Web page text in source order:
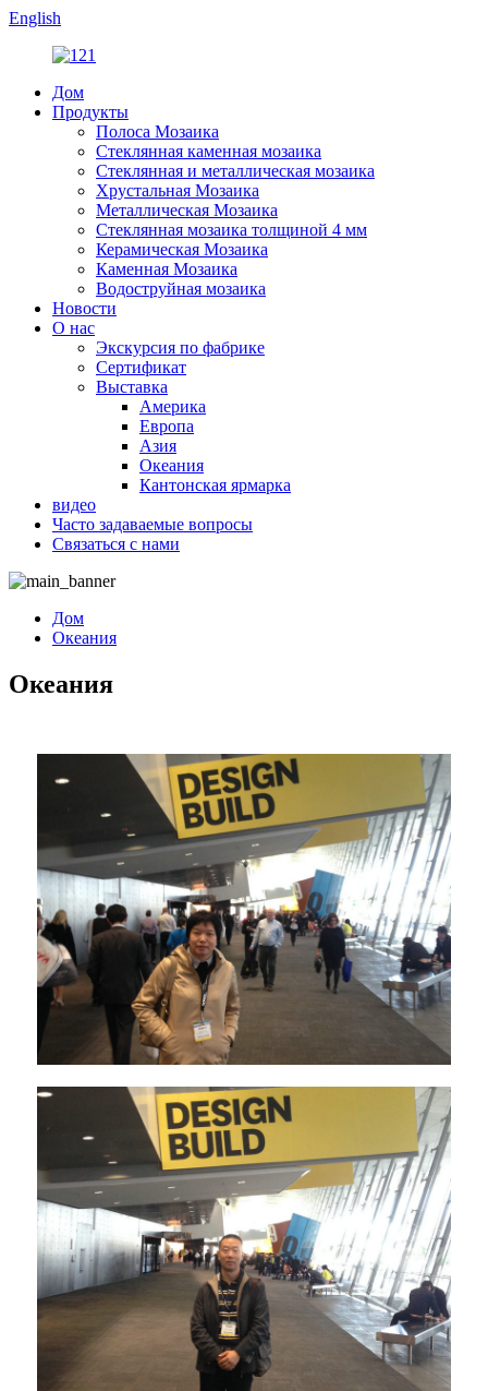
English
Дом
Продукты
Полоса Мозаика
Стеклянная каменная мозаика
Стеклянная и металлическая мозаика
Хрустальная Мозаика
Металлическая Мозаика
Стеклянная мозаика толщиной 4 мм
Керамическая Мозаика
Каменная Мозаика
Водоструйная мозаика
Новости
О нас
Экскурсия по фабрике
Сертификат
Выставка
Америка
Европа
Азия
Океания
Кантонская ярмарка
видео
Часто задаваемые вопросы
Связаться с нами
Дом
Океания
Океания